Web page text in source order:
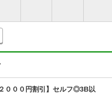
０００円割引】セルフ◎3B以